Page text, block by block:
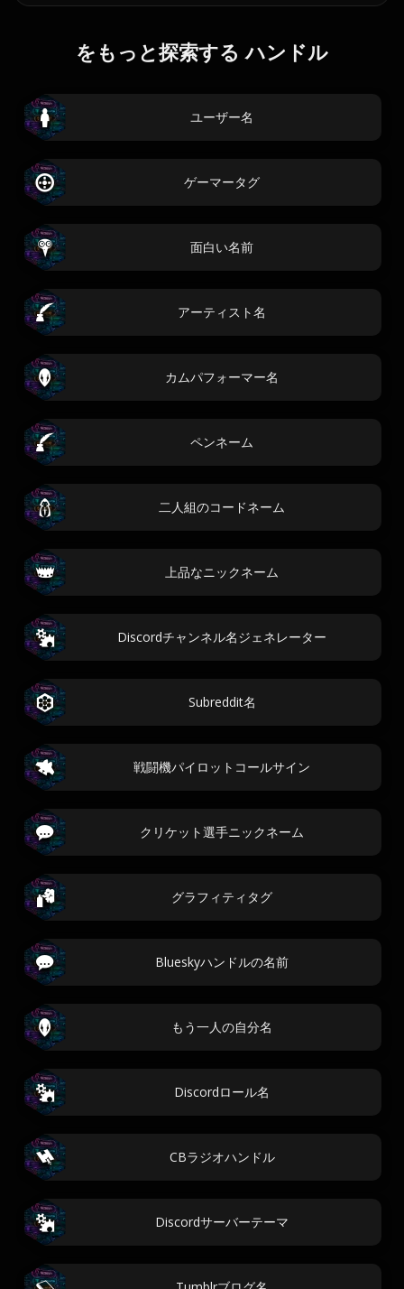
をもっと探索する ハンドル
ユーザー名
ゲーマータグ
面白い名前
アーティスト名
カムパフォーマー名
ペンネーム
二人組のコードネーム
上品なニックネーム
Discordチャンネル名ジェネレーター
Subreddit名
戦闘機パイロットコールサイン
クリケット選手ニックネーム
グラフィティタグ
Blueskyハンドルの名前
もう一人の自分名
Discordロール名
CBラジオハンドル
Discordサーバーテーマ